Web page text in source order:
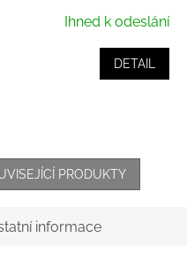
Ihned k odeslání
DETAIL
PRODUKTY
informace